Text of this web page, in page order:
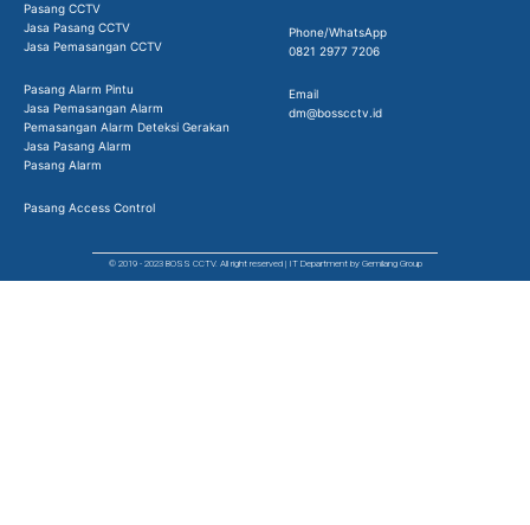
Pasang CCTV
Jasa Pasang CCTV
Jasa Pemasangan CCTV
Pasang Alarm Pintu
Jasa Pemasangan Alarm
Pemasangan Alarm Deteksi Gerakan
Jasa Pasang Alarm
Pasang Alarm
Pasang Access Control
Phone/WhatsApp
0821 2977 7206
Email
dm@bosscctv.id
© 2019 - 2023 BOSS CCTV. All right reserved | IT Department by Gemilang Group